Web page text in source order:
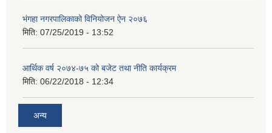
भंगहा नगरपालिकाको विनियोजन ऐन २०७६
मिति: 07/25/2019 - 13:52
आर्थिक वर्ष २०७४-७५ को बजेट तथा नीति कार्यक्रम
मिति: 06/22/2018 - 12:34
अन्य